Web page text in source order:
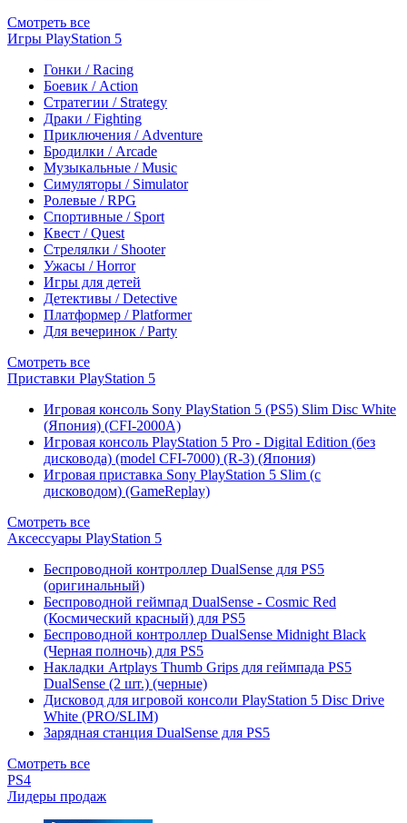
Смотреть все
Игры PlayStation 5
Гонки / Racing
Боевик / Action
Стратегии / Strategy
Драки / Fighting
Приключения / Adventure
Бродилки / Arcade
Музыкальные / Music
Симуляторы / Simulator
Ролевые / RPG
Спортивные / Sport
Квест / Quest
Стрелялки / Shooter
Ужасы / Horror
Игры для детей
Детективы / Detective
Платформер / Platformer
Для вечеринок / Party
Смотреть все
Приставки PlayStation 5
Игровая консоль Sony PlayStation 5 (PS5) Slim Disc White
(Япония) (CFI-2000A)
Игровая консоль PlayStation 5 Pro - Digital Edition (без
дисковода) (model CFI-7000) (R-3) (Япония)
Игровая приставка Sony PlayStation 5 Slim (с
дисководом) (GameReplay)
Смотреть все
Аксессуары PlayStation 5
Беспроводной контроллер DualSense для PS5
(оригинальный)
Беспроводной геймпад DualSense - Cosmic Red
(Космический красный) для PS5
Беспроводной контроллер DualSense Midnight Black
(Черная полночь) для PS5
Накладки Artplays Thumb Grips для геймпада PS5
DualSense (2 шт.) (черные)
Дисковод для игровой консоли PlayStation 5 Disc Drive
White (PRO/SLIM)
Зарядная станция DualSense для PS5
Смотреть все
PS4
Лидеры продаж